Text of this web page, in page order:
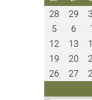
28
Ιουνίου
2021
29
55
Ιουλίου
2021
6
2021
12
Ιουλίου
2021
13
19
Ιουλίου
2021
20
26
Ιουλίου
27